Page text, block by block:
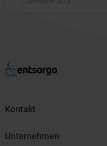
Kontakt
Unternehmen